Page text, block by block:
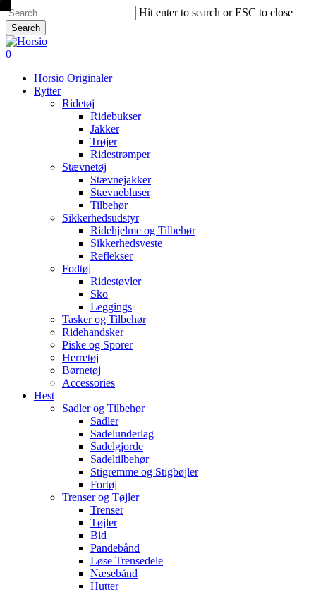
Skip
to
main
content
Hit enter to search or ESC to close
Search
Close
Search
search
account
0
Horsio Originaler
Rytter
Ridetøj
Ridebukser
Jakker
Trøjer
Ridestrømper
Stævnetøj
Stævnejakker
Stævnebluser
Tilbehør
Sikkerhedsudstyr
Ridehjelme og Tilbehør
Sikkerhedsveste
Reflekser
Fodtøj
Ridestøvler
Sko
Leggings
Tasker og Tilbehør
Ridehandsker
Piske og Sporer
Herretøj
Børnetøj
Accessories
Hest
Sadler og Tilbehør
Sadler
Sadelunderlag
Sadelgjorde
Sadeltilbehør
Stigremme og Stigbøjler
Fortøj
Trenser og Tøjler
Trenser
Tøjler
Bid
Pandebånd
Løse Trensedele
Næsebånd
Hutter